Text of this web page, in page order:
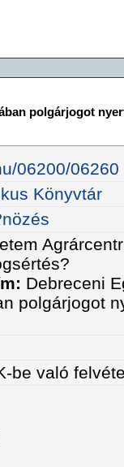
polgárjogot
06200/06260
Könyvtár
Debreceni
polgárjogot
be való